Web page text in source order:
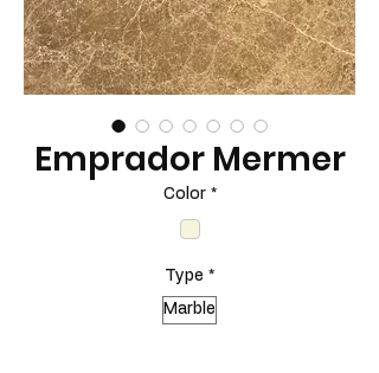
Emprador Mermer
Color *
Type *
Marble